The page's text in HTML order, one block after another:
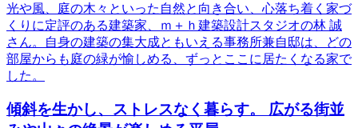
光や風、庭の木々といった自然と向き合い、心落ち着く家づ
くりに定評のある建築家、ｍ＋ｈ建築設計スタジオの林 誠
さん。自身の建築の集大成ともいえる事務所兼自邸は、どの
部屋からも庭の緑が愉しめる、ずっとここに居たくなる家で
した。
傾斜を生かし、ストレスなく暮らす。 広がる街並